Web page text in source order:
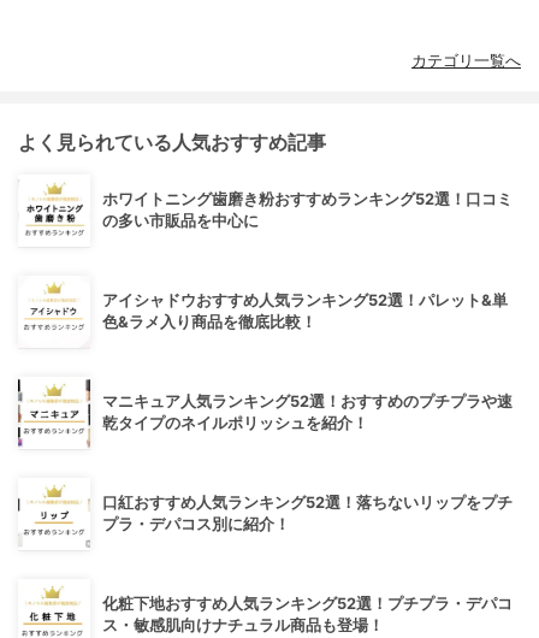
カテゴリ一覧へ
よく見られている人気おすすめ記事
ホワイトニング歯磨き粉おすすめランキング52選！口コミ
の多い市販品を中心に
アイシャドウおすすめ人気ランキング52選！パレット&単
色&ラメ入り商品を徹底比較！
マニキュア人気ランキング52選！おすすめのプチプラや速
乾タイプのネイルポリッシュを紹介！
口紅おすすめ人気ランキング52選！落ちないリップをプチ
プラ・デパコス別に紹介！
化粧下地おすすめ人気ランキング52選！プチプラ・デパコ
ス・敏感肌向けナチュラル商品も登場！